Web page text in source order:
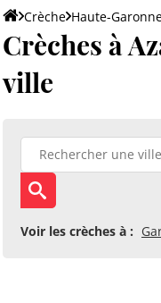
Crèche Haute-
Crèches à
ville
Voir les crèches à :